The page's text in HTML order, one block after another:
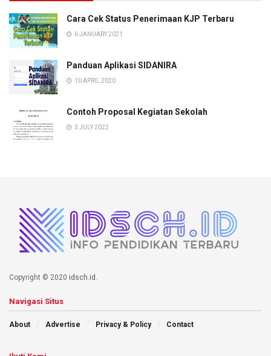
Cara Cek Status Penerimaan KJP Terbaru
6 JANUARY 2021
Panduan Aplikasi SIDANIRA
10 APRIL 2020
Contoh Proposal Kegiatan Sekolah
3 JULY 2022
Copyright © 2020 idsch.id .
Navigasi Situs
About Advertise Privacy & Policy Contact